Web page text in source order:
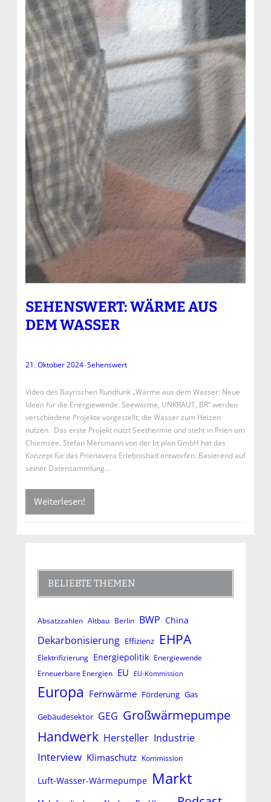
SEHENSWERT: WÄRME AUS
DEM WASSER
21. Oktober 2024–Sehenswert
Video des Bayrischen Rundfunk „Wärme aus dem Wasser: Neue
Ideen für die Energiewende. Seewärme, UNKRAUT, BR“ werden
verschiedene Projekte vorgestellt, die Wasser zum Heizen
nutzen. Das erste Projekt nutzt Seethermie und steht in Prien am
Chiemsee. Stefan Mersmann von der bt plan GmbH hat das
Konzept für das Prienavera Erlebnisbad entworfen. Basierend auf
seiner Datensammlung…
Weiterlesen!
BELIEBTE THEMEN
Absatzzahlen Altbau Berlin BWP China
Dekarbonisierung Effizienz EHPA
Elektrifizierung Energiepolitik Energiewende
Erneuerbare Energien EU EU-Kommission
Europa Fernwärme Förderung Gas
Gebäudesektor GEG Großwärmepumpe
Handwerk Hersteller Industrie
Interview Klimaschutz Kommission
Luft-Wasser-Wärmepumpe Markt